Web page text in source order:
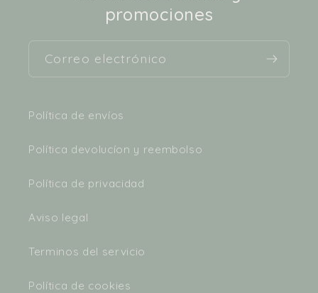
promociones
Correo electrónico
Política de envíos
Política devolucíon y reembolso
Política de privacidad
Aviso legal
Terminos del servicio
Política de cookies